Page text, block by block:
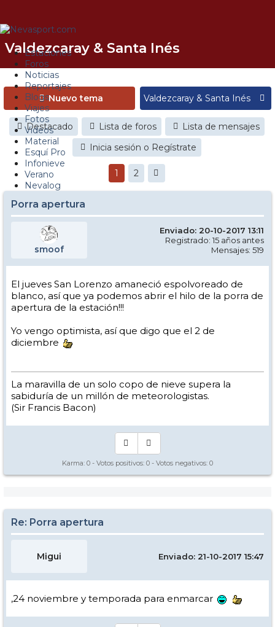
Estaciones
Foros
Noticias
Reportajes
Blogs
Viajes
Fotos
Videos
Material
Esquí Pro
Infonieve
Verano
Nevalog
Valdezcaray & Santa Inés
Nuevo tema
Destacado Lista de foros
Lista de mensajes
Inicia sesión o Regístrate
1 2
Porra apertura
smoof
Enviado: 20-10-2017 13:11
Registrado: 15 años antes
Mensajes: 519
El jueves San Lorenzo amaneció espolvoreado de
blanco, así que ya podemos abrir el hilo de la porra de
apertura de la estación!!!
Yo vengo optimista, así que digo que el 2 de
diciembre
La maravilla de un solo copo de nieve supera la
sabiduría de un millón de meteorologistas.
(Sir Francis Bacon)
Karma: 0 - Votos positivos: 0 - Votos negativos: 0
Re: Porra apertura
Migui Enviado: 21-10-2017 15:47
,24 noviembre y temporada para enmarcar